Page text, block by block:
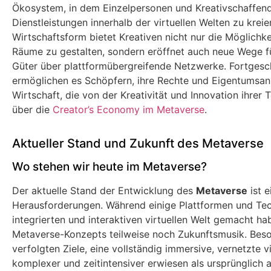
Ökosystem, in dem Einzelpersonen und
Dienstleistungen innerhalb der virtuellen Welten zu
Wirtschaftsform bietet Kreativen nicht nur die
Räume zu gestalten, sondern eröffnet auch neue
Güter über plattformübergreifende Netzwerke.
ermöglichen es Schöpfern, ihre Rechte und
Wirtschaft, die von der Kreativität und Innovation ihrer
über die Creator’s Economy im Metaverse.
Aktueller Stand und Zukunft des Metaverse
Wo stehen wir heute im Metaverse?
Der aktuelle Stand der Entwicklung des Metaverse ist
Herausforderungen. Während einige Plattformen und
integrierten und interaktiven virtuellen Welt gemacht
Metaverse-Konzepts teilweise noch Zukunftsmusik.
verfolgten Ziele, eine vollständig immersive, vernetzte
komplexer und zeitintensiver erwiesen als ursprünglich